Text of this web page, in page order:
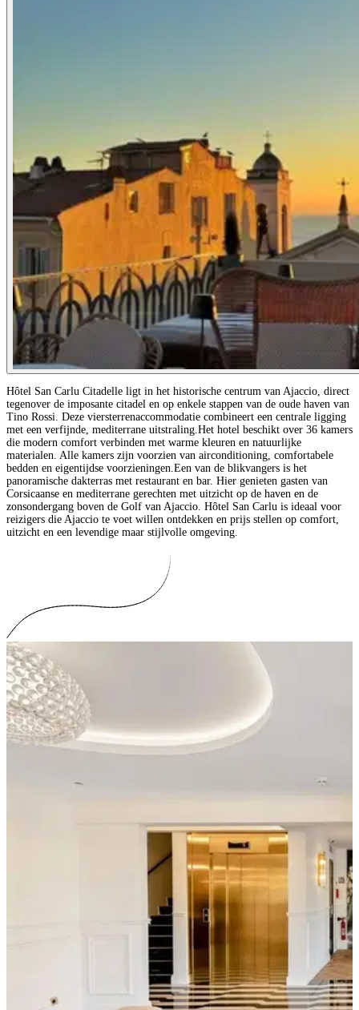
Hôtel San Carlu Citadelle ligt in het historische centrum van Ajaccio, direct
tegenover de imposante citadel en op enkele stappen van de oude haven van
Tino Rossi. Deze viersterrenaccommodatie combineert een centrale ligging
met een verfijnde, mediterrane uitstraling.Het hotel beschikt over 36 kamers
die modern comfort verbinden met warme kleuren en natuurlijke
materialen. Alle kamers zijn voorzien van airconditioning, comfortabele
bedden en eigentijdse voorzieningen.Een van de blikvangers is het
panoramische dakterras met restaurant en bar. Hier genieten gasten van
Corsicaanse en mediterrane gerechten met uitzicht op de haven en de
zonsondergang boven de Golf van Ajaccio. Hôtel San Carlu is ideaal voor
reizigers die Ajaccio te voet willen ontdekken en prijs stellen op comfort,
uitzicht en een levendige maar stijlvolle omgeving.